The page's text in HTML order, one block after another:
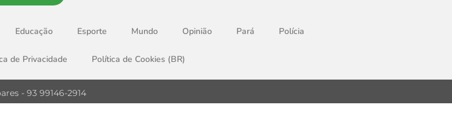
Educação Esporte Mundo Opinião Pará Polícia
de Privacidade Política de Cookies (BR)
- 93 99146-2914